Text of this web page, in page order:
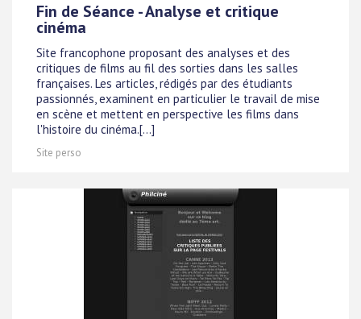
Fin de Séance - Analyse et critique
cinéma
Site francophone proposant des analyses et des
critiques de films au fil des sorties dans les salles
françaises. Les articles, rédigés par des étudiants
passionnés, examinent en particulier le travail de mise
en scène et mettent en perspective les films dans
l'histoire du cinéma.[...]
Site perso